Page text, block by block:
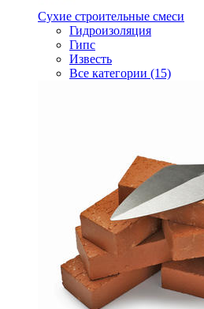
Сухие строительные смеси
Гидроизоляция
Гипс
Известь
Все категории (15)